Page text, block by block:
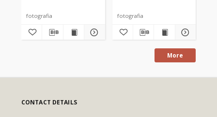
fotografia fotografia
More
CONTACT DETAILS